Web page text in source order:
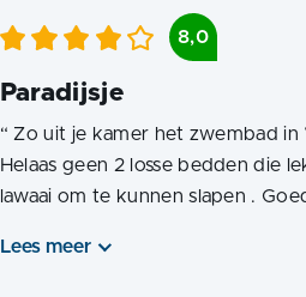
8,0
Paradijsje
“ Zo uit je kamer het zwembad in
Helaas geen 2 losse bedden die
lawaai om te kunnen slapen .
Lees meer